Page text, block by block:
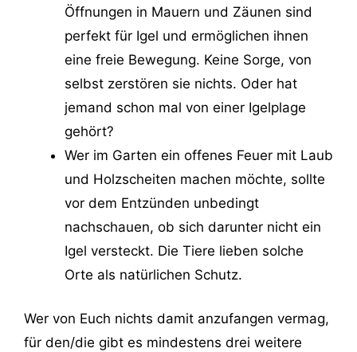
Öffnungen in Mauern und Zäunen sind
perfekt für Igel und ermöglichen ihnen
eine freie Bewegung. Keine Sorge, von
selbst zerstören sie nichts. Oder hat
jemand schon mal von einer Igelplage
gehört?
Wer im Garten ein offenes Feuer mit Laub
und Holzscheiten machen möchte, sollte
vor dem Entzünden unbedingt
nachschauen, ob sich darunter nicht ein
Igel versteckt. Die Tiere lieben solche
Orte als natürlichen Schutz.
Wer von Euch nichts damit anzufangen vermag,
für den/die gibt es mindestens drei weitere